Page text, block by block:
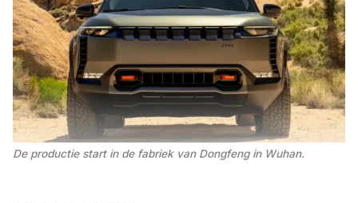
De productie start in de fabriek van Dongfeng in Wuhan.